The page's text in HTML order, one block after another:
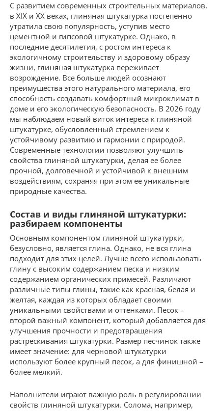
С развитием современных строительных материалов,
в XIX и XX веках, глиняная штукатурка постепенно
утратила свою популярность, уступив место
цементной и гипсовой штукатурке. Однако, в
последние десятилетия, с ростом интереса к
экологичному строительству и здоровому образу
жизни, глиняная штукатурка переживает
возрождение. Все больше людей осознают
преимущества этого натурального материала, его
способность создавать комфортный микроклимат в
доме и его экологическую безопасность. В 2026 году
мы наблюдаем новый виток интереса к глиняной
штукатурке, обусловленный стремлением к
устойчивому развитию и гармонии с природой.
Современные технологии позволяют улучшить
свойства глиняной штукатурки, делая ее более
прочной, долговечной и устойчивой к внешним
воздействиям, сохраняя при этом ее уникальные
природные качества.
Состав и виды глиняной штукатурки:
разбираем компоненты
Основным компонентом глиняной штукатурки,
безусловно, является глина. Однако, не вся глина
подходит для этих целей. Лучше всего использовать
глину с высоким содержанием песка и низким
содержанием органических примесей. Различают
различные типы глины, такие как красная, белая и
желтая, каждая из которых обладает своими
уникальными свойствами и оттенками. Песок –
второй важный компонент, который добавляется для
улучшения прочности и предотвращения
растрескивания штукатурки. Размер песчинок также
имеет значение: для черновой штукатурки
используют более крупный песок, а для финишной –
более мелкий.
Наполнители играют важную роль в регулировании
свойств глиняной штукатурки. Солома, например,